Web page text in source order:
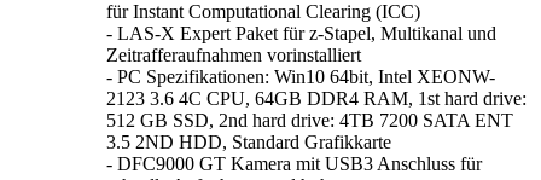
für Instant Computational Clearing (ICC)
- LAS-X Expert Paket für z-Stapel, Multikanal und
Zeitrafferaufnahmen vorinstalliert
- PC Spezifikationen: Win10 64bit, Intel XEONW-
2123 3.6 4C CPU, 64GB DDR4 RAM, 1st hard drive:
512 GB SSD, 2nd hard drive: 4TB 7200 SATA ENT
3.5 2ND HDD, Standard Grafikkarte
- DFC9000 GT Kamera mit USB3 Anschluss für